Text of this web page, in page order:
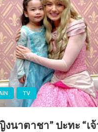
TV
งนาตาชา” ปะทะ “เ